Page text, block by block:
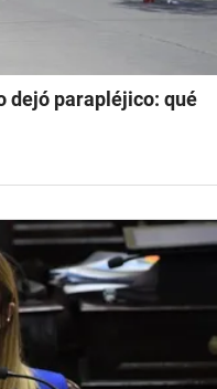
dejó parapléjico: qué